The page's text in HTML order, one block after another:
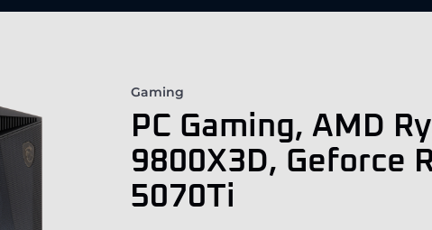
Gaming
PC Gaming, AMD
9800X3D, Geforce
5070Ti